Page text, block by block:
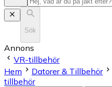
Sök
Annons
VR-tillbehör
Hem
Datorer & Tillbehör
tillbehör